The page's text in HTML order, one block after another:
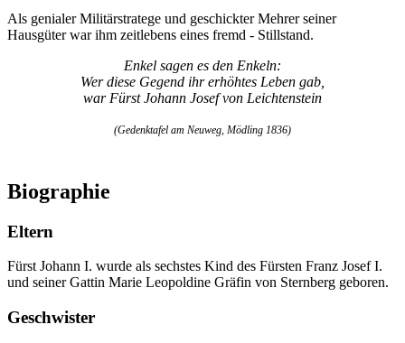
Als genialer Militärstratege und geschickter Mehrer seiner
Hausgüter war ihm zeitlebens eines fremd - Stillstand.
Enkel sagen es den Enkeln:
Wer diese Gegend ihr erhöhtes Leben gab,
war Fürst Johann Josef von Leichtenstein
(Gedenktafel am Neuweg, Mödling 1836)
Biographie
Eltern
Fürst Johann I. wurde als sechstes Kind des Fürsten Franz Josef I.
und seiner Gattin Marie Leopoldine Gräfin von Sternberg geboren.
Geschwister